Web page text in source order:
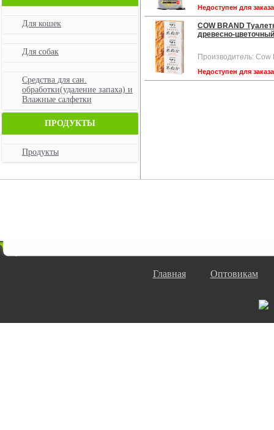
Для кошек
Для собак
Средства для сан.
обработки(удаление запаха) и
Влажные салфетки
ПРОДУКТЫ
Продукты
Недоступен для
COW BRAND
древесно-
Производитель:
Недоступен для
Главная Оптовикам